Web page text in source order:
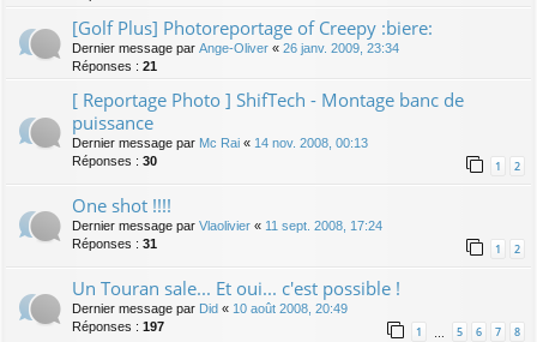
[Golf Plus] Photoreportage of Creepy :biere:
Dernier message par Ange-Oliver « 26 janv. 2009, 23:34
Réponses : 21
[ Reportage Photo ] ShifTech - Montage banc de
puissance
Dernier message par Mc Rai « 14 nov. 2008, 00:13
Réponses : 30 1 2
One shot !!!!
Dernier message par Vlaolivier « 11 sept. 2008, 17:24
Réponses : 31 1 2
Un Touran sale... Et oui... c'est possible !
Dernier message par Did « 10 août 2008, 20:49
Réponses : 197 1 … 5 6 7 8